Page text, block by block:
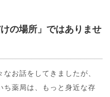
の場所」ではありませ
お話をしてきましたが、
ち薬局は、もっと身近な存